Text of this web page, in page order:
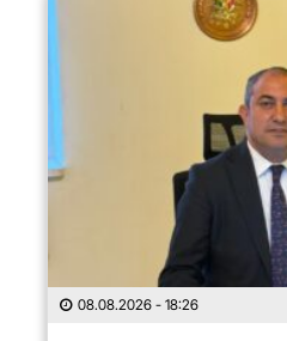
08.08.2026 - 18:26